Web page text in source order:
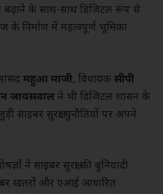
बढ़ाने के साथ-साथ डिजिटल रूप से
के निर्माण में महत्वपूर्ण भूमिका
महुआ माजी, विधायक सीपी
जायसवाल ने भी डिजिटल शासन के
साइबर सुरक्षा चुनौतियों पर अपने
ने साइबर सुरक्षा की बुनियादी
खतरों और एआई आधारित